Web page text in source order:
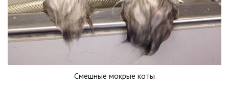
Смешные мокрые коты